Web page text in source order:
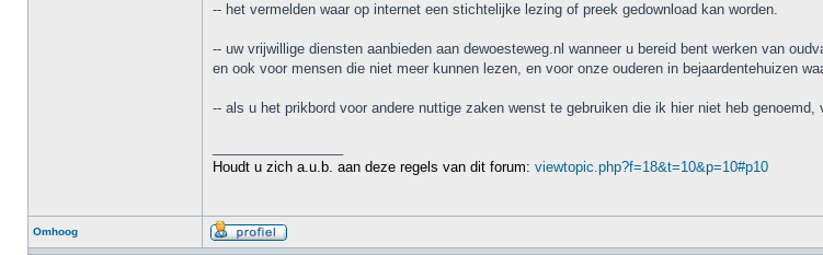
-- het vermelden waar op internet een stichtelijke lezing of preek gedownload kan worden.
-- uw vrijwillige diensten aanbieden aan dewoesteweg.nl wanneer u bereid bent werken van
en ook voor mensen die niet meer kunnen lezen, en voor onze ouderen in bejaardentehuizen
-- als u het prikbord voor andere nuttige zaken wenst te gebruiken die ik hier niet heb
Houdt u zich a.u.b. aan deze regels van dit forum: viewtopic.php?f=18&t=10&p=10#p10
Omhoog